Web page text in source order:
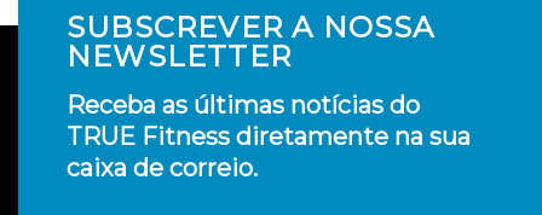
SUBSCREVER A NOSSA
NEWSLETTER
Receba as últimas notícias do
TRUE Fitness diretamente na sua
caixa de correio.